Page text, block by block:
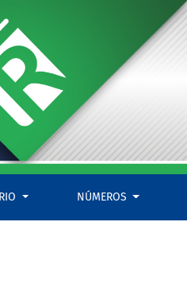
(Apostillas a las
NÚMEROS